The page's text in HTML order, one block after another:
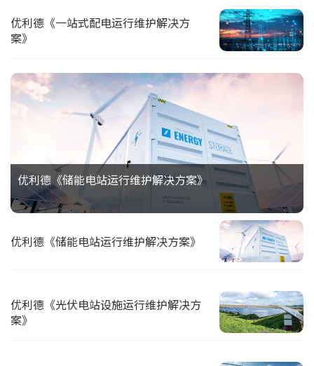
优利德《一站式配电运行维护解决方
案》
优利德《储能电站运行维护解决方案》
优利德《储能电站运行维护解决方案》
优利德《光伏电站设施运行维护解决方
案》